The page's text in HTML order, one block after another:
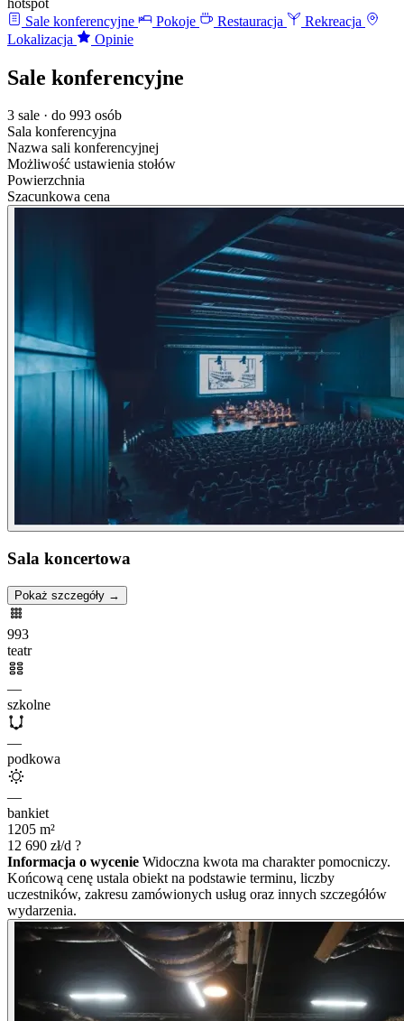
Sale konferencyjne
Pokoje Restauracja
Rekreacja
Lokalizacja
Opinie
Sale konferencyjne
3 sale · do 993 osób
Sala konferencyjna
Nazwa sali konferencyjnej
Możliwość ustawienia stołów
Powierzchnia
Szacunkowa cena
Sala koncertowa
Pokaż szczegóły →
993
teatr
—
szkolne
—
podkowa
—
bankiet
1205 m²
12 690 zł/d ?
Informacja o wycenie Widoczna kwota ma charakter pomocniczy.
Końcową cenę ustala obiekt na podstawie terminu, liczby
uczestników, zakresu zamówionych usług oraz innych szczegółów
wydarzenia.